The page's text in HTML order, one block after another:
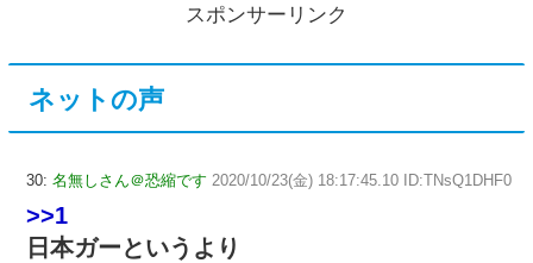
スポンサーリンク
ネットの声
30: 名無しさん＠恐縮です 2020/10/23(金) 18:17:45.10 ID:TNsQ1DHF0
>>1
日本ガーというより